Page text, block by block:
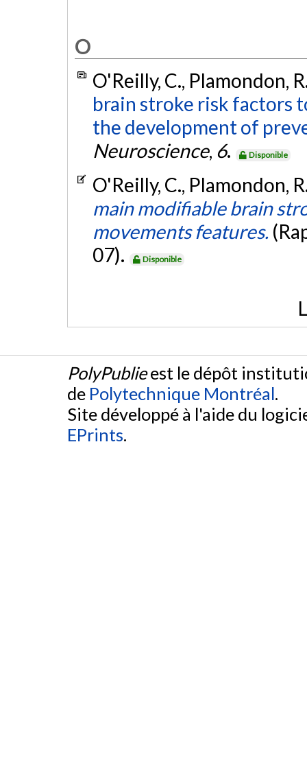
O
O'Reilly, C., Plamondon,
brain stroke risk factors
the development of
Neuroscience, 6. Disponible
O'Reilly, C., Plamondon,
main modifiable brain
movements features.
07).
Disponible
PolyPublieest le dépôt
de Polytechnique Montréal.
Site développé à l'aide du
EPrints.